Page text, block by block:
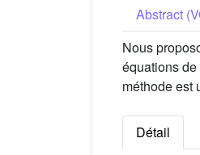
Abstract
Nous
équations
méthode est
Détail